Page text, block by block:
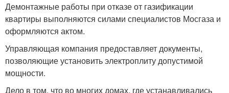
Демонтажные работы при отказе от газификации
квартиры выполняются силами специалистов Мосгаза и
оформляются актом.
Управляющая компания предоставляет документы,
позволяющие установить электроплиту допустимой
мощности.
Дело в том, что во многих домах, где устанавливались